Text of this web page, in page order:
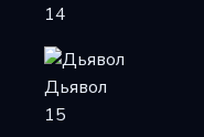
14
Дьявол
15